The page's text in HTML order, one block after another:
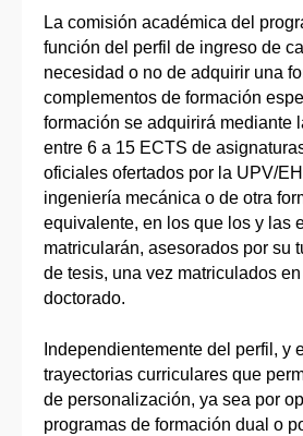
La comisión académica del
función del perfil de ingreso de
necesidad o no de adquirir una
complementos de formación
formación se adquirirá mediante
entre 6 a 15 ECTS de
oficiales ofertados por la UPV/
ingeniería mecánica o de otra
equivalente, en los que los y las
matricularán, asesorados por su
de tesis, una vez matriculados
doctorado.
Independientemente del perfil, y
trayectorias curriculares que
de personalización, ya sea por
programas de formación dual o